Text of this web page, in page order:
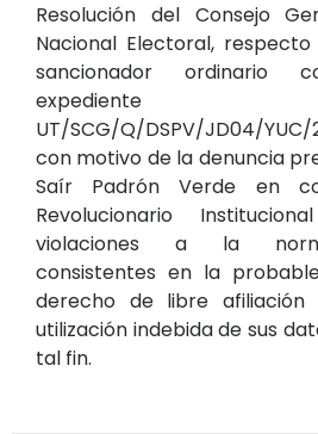
Resolución del Consejo
Nacional Electoral,
sancionador ordinario
expediente
UT/SCG/Q/DSPV/JD04/
con motivo de la denuncia
Saír Padrón Verde en
Revolucionario
violaciones a la
consistentes en la
derecho de libre
utilización indebida de sus
tal fin.